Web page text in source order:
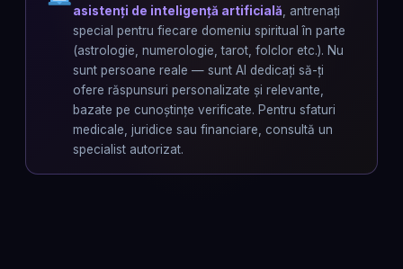
asistenți de inteligență artificială, antrenați
special pentru fiecare domeniu spiritual în parte
(astrologie, numerologie, tarot, folclor etc.). Nu
sunt persoane reale — sunt AI dedicați să-ți
ofere răspunsuri personalizate și relevante,
bazate pe cunoștințe verificate. Pentru sfaturi
medicale, juridice sau financiare, consultă un
specialist autorizat.